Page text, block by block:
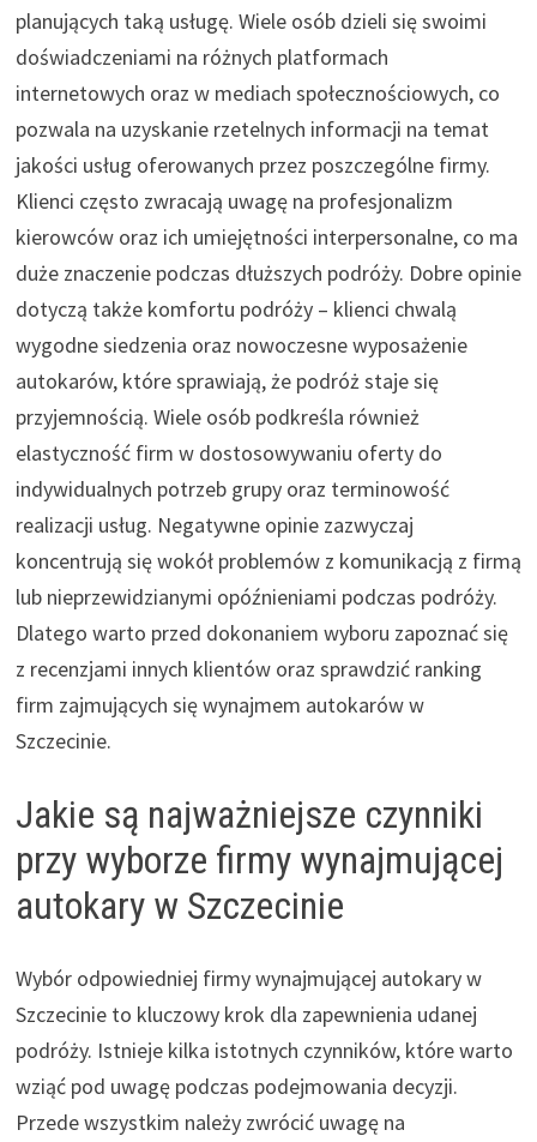
planujących taką usługę. Wiele osób dzieli się swoimi
doświadczeniami na różnych platformach
internetowych oraz w mediach społecznościowych, co
pozwala na uzyskanie rzetelnych informacji na temat
jakości usług oferowanych przez poszczególne firmy.
Klienci często zwracają uwagę na profesjonalizm
kierowców oraz ich umiejętności interpersonalne, co ma
duże znaczenie podczas dłuższych podróży. Dobre opinie
dotyczą także komfortu podróży – klienci chwalą
wygodne siedzenia oraz nowoczesne wyposażenie
autokarów, które sprawiają, że podróż staje się
przyjemnością. Wiele osób podkreśla również
elastyczność firm w dostosowywaniu oferty do
indywidualnych potrzeb grupy oraz terminowość
realizacji usług. Negatywne opinie zazwyczaj
koncentrują się wokół problemów z komunikacją z firmą
lub nieprzewidzianymi opóźnieniami podczas podróży.
Dlatego warto przed dokonaniem wyboru zapoznać się
z recenzjami innych klientów oraz sprawdzić ranking
firm zajmujących się wynajmem autokarów w
Szczecinie.
Jakie są najważniejsze czynniki
przy wyborze firmy wynajmującej
autokary w Szczecinie
Wybór odpowiedniej firmy wynajmującej autokary w
Szczecinie to kluczowy krok dla zapewnienia udanej
podróży. Istnieje kilka istotnych czynników, które warto
wziąć pod uwagę podczas podejmowania decyzji.
Przede wszystkim należy zwrócić uwagę na